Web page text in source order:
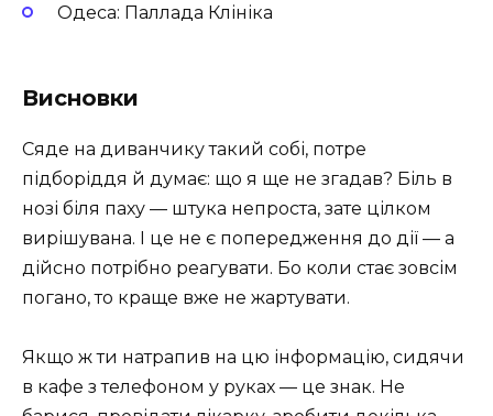
Одеса: Паллада Клініка
Висновки
Сяде на диванчику такий собі, потре
підборіддя й думає: що я ще не згадав? Біль в
нозі біля паху — штука непроста, зате цілком
вирішувана. І це не є попередження до дії — а
дійсно потрібно реагувати. Бо коли стає зовсім
погано, то краще вже не жартувати.
Якщо ж ти натрапив на цю інформацію, сидячи
в кафе з телефоном у руках — це знак. Не